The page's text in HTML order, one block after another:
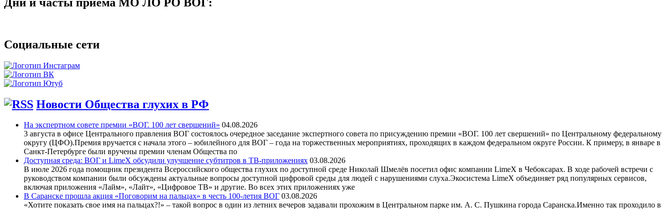
Социальные сети
Новости Общества глухих в РФ
На экспертном совете премии «ВОГ. 100 лет свершений» 04.08.2026
3 августа в офисе Центрального правления ВОГ состоялось очередное заседание экспертного совета по присуждению премии «ВОГ. 100 лет свершений» по Центральному федеральному
округу (ЦФО).Премия вручается с начала этого – юбилейного для ВОГ – года на торжественных мероприятиях, проходящих в каждом федеральном округе России. К примеру, в январе в
Санкт-Петербурге были вручены премии членам Общества по
Доступная среда: ВОГ и LimeX обсудили улучшение субтитров в ТВ-приложениях 03.08.2026
В июле 2026 года помощник президента Всероссийского общества глухих по доступной среде Николай Шмелёв посетил офис компании LimeX в Чебоксарах. В ходе рабочей встречи с
руководством компании были обсуждены актуальные вопросы доступной цифровой среды для людей с нарушениями слуха.Экосистема LimeX объединяет ряд популярных сервисов,
включая приложения «Лайм», «Лайт», «Цифровое ТВ» и другие. Во всех этих приложениях уже
В Саранске прошла акция «Поговорим на пальцах» в честь 100-летия ВОГ 03.08.2026
«Хотите показать свое имя на пальцах?!» – такой вопрос в один из летних вечеров задавали прохожим в Центральном парке им. А. С. Пушкина города Саранска.Именно так проходило в